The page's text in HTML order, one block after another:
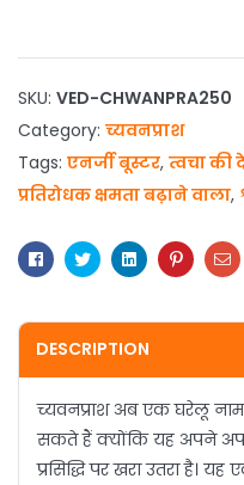
SKU: VED-CHWANPRA250
Category: च्यवनप्राश
Tags: एनर्जी बूस्टर, त्वचा की
प्रतिरोधक क्षमता बढ़ाने वाला,
Facebook
TwitterLinkedinPinterest
DESCRIPTION
च्यवनप्राश अब एक घरेलू
सकते हैं क्योंकि यह अपने
प्रसिद्धि पर खरा उतरा है।